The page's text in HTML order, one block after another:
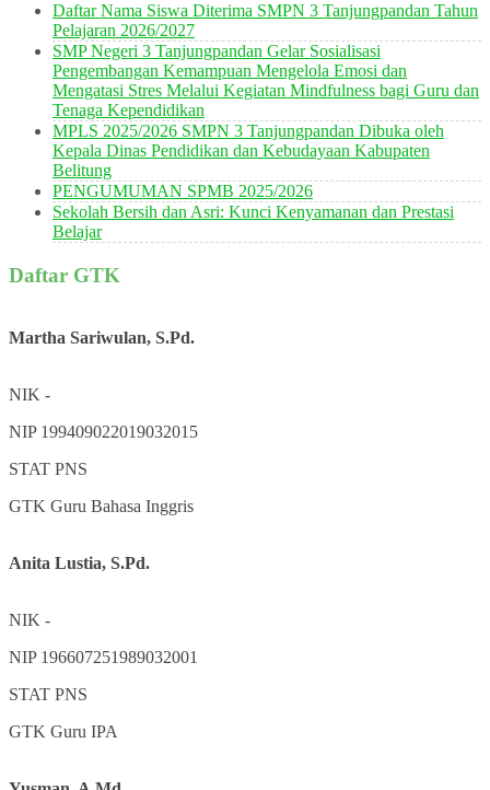
Daftar Nama Siswa Diterima SMPN 3 Tanjungpandan Tahun
Pelajaran 2026/2027
SMP Negeri 3 Tanjungpandan Gelar Sosialisasi
Pengembangan Kemampuan Mengelola Emosi dan
Mengatasi Stres Melalui Kegiatan Mindfulness bagi Guru dan
Tenaga Kependidikan
MPLS 2025/2026 SMPN 3 Tanjungpandan Dibuka oleh
Kepala Dinas Pendidikan dan Kebudayaan Kabupaten
Belitung
PENGUMUMAN SPMB 2025/2026
Sekolah Bersih dan Asri: Kunci Kenyamanan dan Prestasi
Belajar
Daftar GTK
Martha Sariwulan, S.Pd.
NIK -
NIP 199409022019032015
STAT PNS
GTK Guru Bahasa Inggris
Anita Lustia, S.Pd.
NIK -
NIP 196607251989032001
STAT PNS
GTK Guru IPA